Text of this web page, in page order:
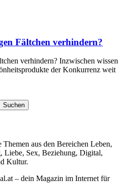
Fältchen verhindern?
verhindern? Inzwischen wissen
der Konkurrenz weit
Themen aus den Bereichen Leben,
Liebe, Sex, Beziehung, Digital,
Kultur.
– dein Magazin im Internet für